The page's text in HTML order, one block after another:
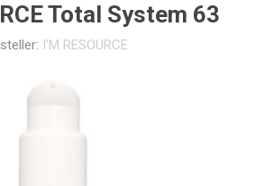
Total System 63
I'M RESOURCE